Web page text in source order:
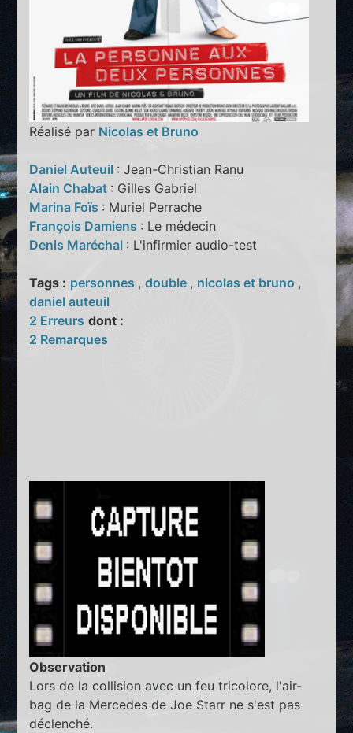
Réalisé par Nicolas et Bruno
Daniel Auteuil : Jean-Christian Ranu
Alain Chabat : Gilles Gabriel
Marina Foïs : Muriel Perrache
François Damiens : Le médecin
Denis Maréchal : L'infirmier audio-test
Tags : personnes ,double , nicolas et bruno ,
daniel auteuil
2 Erreurs dont :
2 Remarques
Observation
Lors de la collision avec un feu tricolore, l'air-
bag de la Mercedes de Joe Starr ne s'est pas
déclenché.